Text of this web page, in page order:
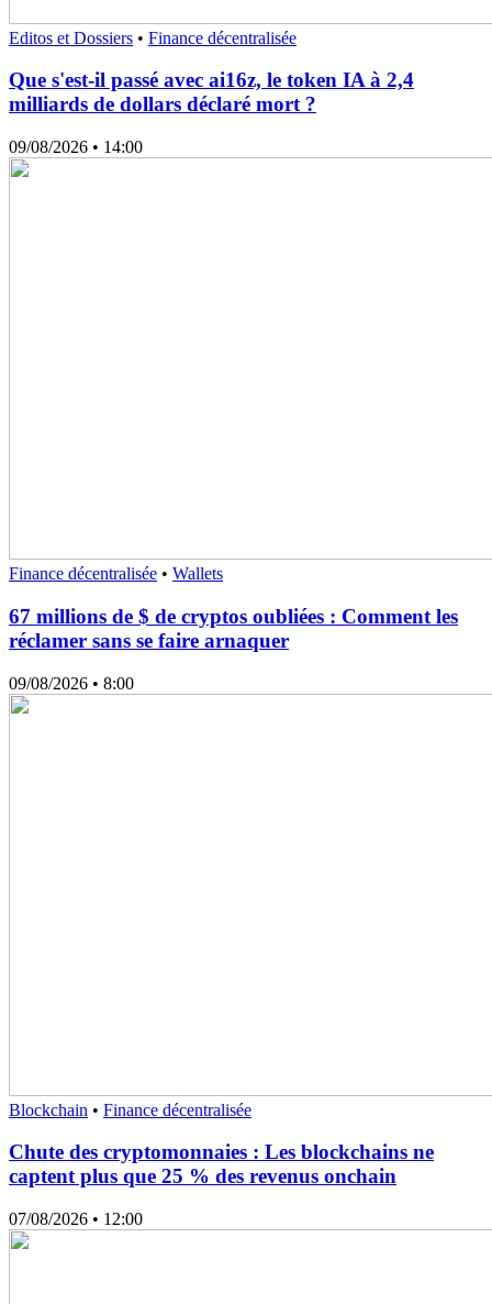
Editos et Dossiers • Finance décentralisée
Que s'est-il passé avec ai16z, le token IA à 2,4
milliards de dollars déclaré mort ?
09/08/2026 • 14:00
Finance décentralisée • Wallets
67 millions de $ de cryptos oubliées : Comment les
réclamer sans se faire arnaquer
09/08/2026 • 8:00
Blockchain • Finance décentralisée
Chute des cryptomonnaies : Les blockchains ne
captent plus que 25 % des revenus onchain
07/08/2026 • 12:00